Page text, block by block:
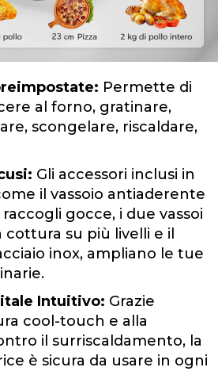
Permette di
al forno, gratinare,
scongelare, riscaldare,
Gli accessori inclusi in
il vassoio antiaderente
gocce, i due vassoi
su più livelli e il
inox, ampliano le tue
Intuitivo: Grazie
cool-touch e alla
il surriscaldamento, la
è sicura da usare in ogni